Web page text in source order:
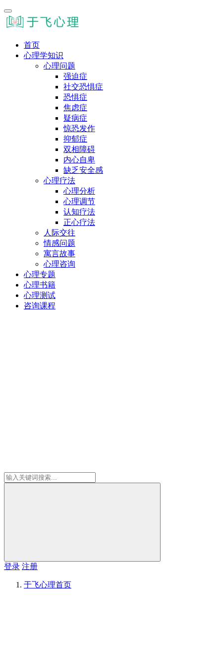
首页
心理学知识
心理问题
强迫症
社交恐惧症
恐惧症
焦虑症
疑病症
惊恐发作
抑郁症
双相障碍
内心自卑
缺乏安全感
心理疗法
心理分析
心理调节
认知疗法
正心疗法
人际交往
情感问题
寓言故事
心理咨询
心理专题
心理书籍
心理测试
咨询课程
登录 注册
于飞心理首页